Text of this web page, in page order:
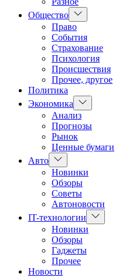
Общество Показать
подменю
Право
События
Страхование
Психология
Происшествия
Прочее, другое
Политика
Экономика
Показать
подменю
Анализ
Прогнозы
Рынок
Ценные бумаги
Авто Показать
подменю
Новинки
Обзоры
Советы
Автоновости
IT-технологии
Показать
подменю
Новинки
Обзоры
Гаджеты
Прочее
Новости